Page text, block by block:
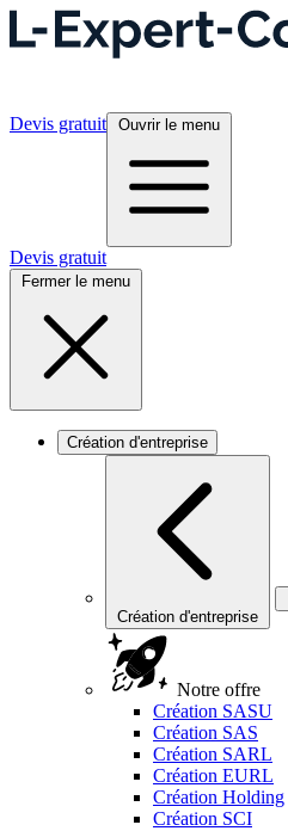
Devis gratuit Ouvrir le menu
Devis gratuit
Fermer le menu
Création d'entreprise
Création d'entreprise
Notre offre
Création SASU
Création SAS
Création SARL
Création EURL
Création Holding
Création SCI